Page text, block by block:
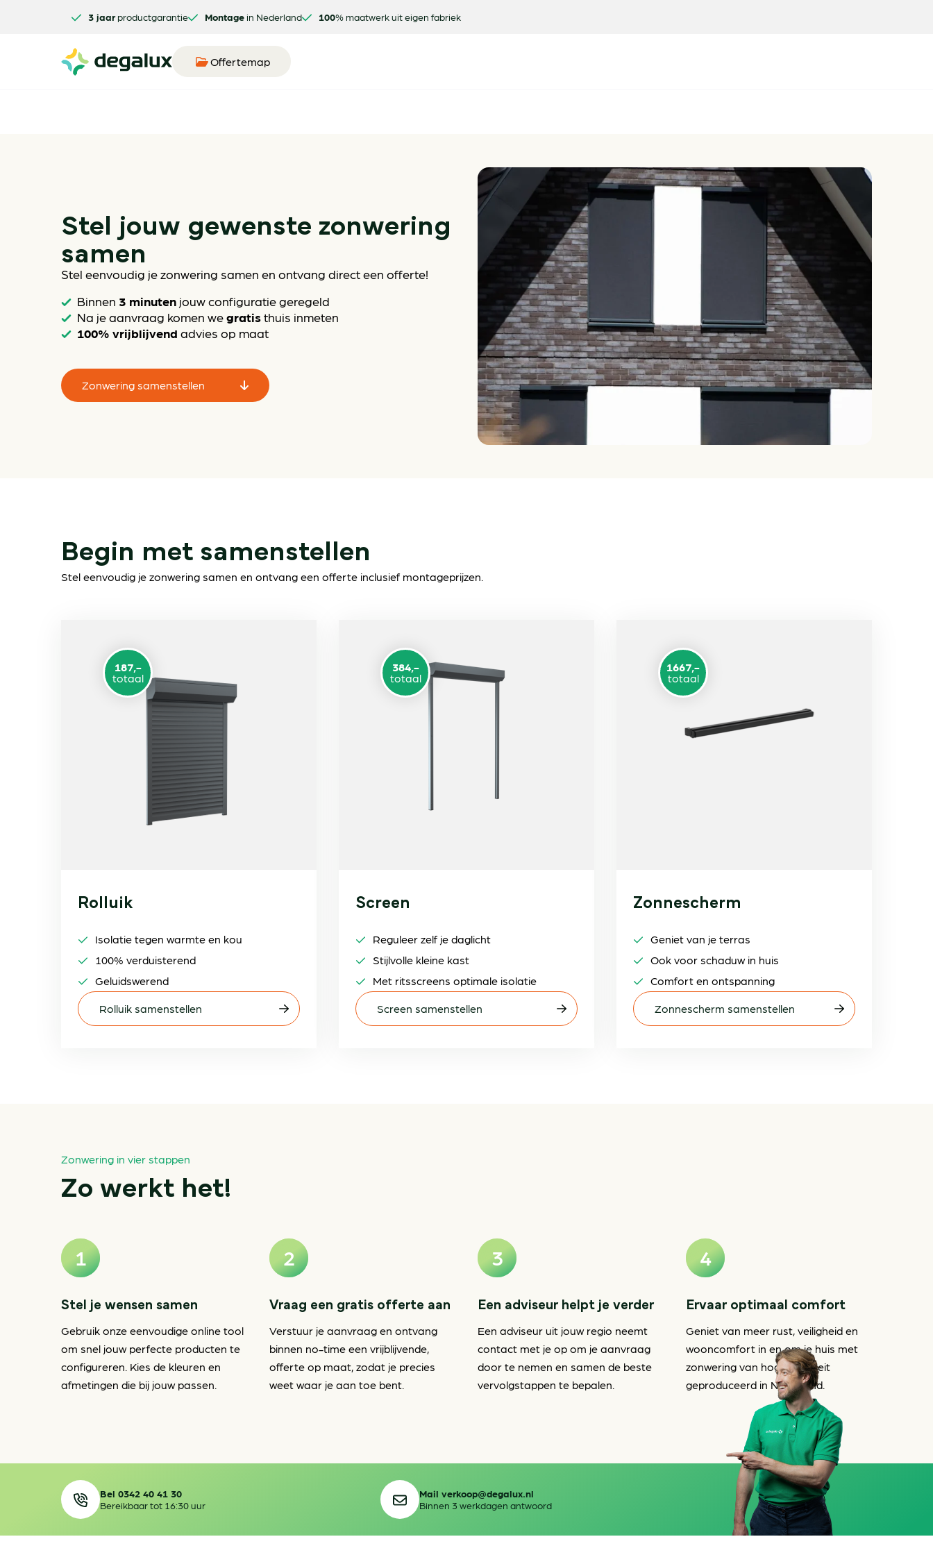
3 jaarproductgarantie Montage in Nederland 100% maatwerk uit eigen fabriek
Offertemap
Stel jouw gewenste zonwering
samen
Stel eenvoudig je zonwering samen en ontvang direct een offerte!
Binnen 3 minuten jouw configuratie geregeld
Na je aanvraag komen wegratisthuis inmeten
100% vrijblijvend advies op maat
Zonwering samenstellen
Begin met samenstellen
Stel eenvoudig je zonwering samen en ontvang een offerte inclusief montageprijzen.
totaal
187,-
Rolluik
Isolatie tegen warmte en kou
100% verduisterend
Geluidswerend
Rolluik samenstellen
totaal
384,-
Screen
Reguleer zelf je daglicht
Stijlvolle kleine kast
Met ritsscreens optimale isolatie
Screen samenstellen
totaal
1667,-
Zonnescherm
Geniet van je terras
Ook voor schaduw in huis
Comfort en ontspanning
Zonnescherm samenstellen
Zonwering in vier stappen
Zo werkt het!
Stel je wensen samen
Gebruik onze eenvoudige online tool
om snel jouw perfecte producten te
configureren. Kies de kleuren en
afmetingen die bij jouw passen.
Vraag een gratis offerte aan
Verstuur je aanvraag en ontvang
binnen no-time een vrijblijvende,
offerte op maat, zodat je precies
weet waar je aan toe bent.
Een adviseur helpt je verder
Een adviseur uit jouw regio neemt
contact met je op om je aanvraag
door te nemen en samen de beste
vervolgstappen te bepalen.
Ervaar optimaal comfort
Geniet van meer rust, veiligheid en
wooncomfort in en om je huis met
zonwering van hoge kwaliteit
geproduceerd in Nederland.
Bel 0342 40 41 30
Bereikbaar tot 16:30 uur
Mail verkoop@degalux.nl
Binnen 3 werkdagen antwoord